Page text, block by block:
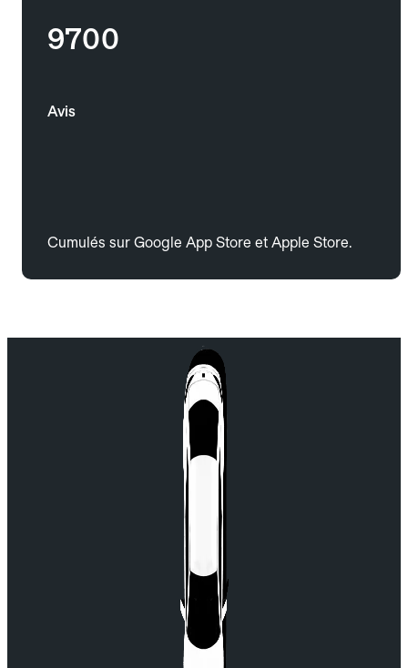
9700
Avis
Cumulés sur Google App Store et Apple Store.